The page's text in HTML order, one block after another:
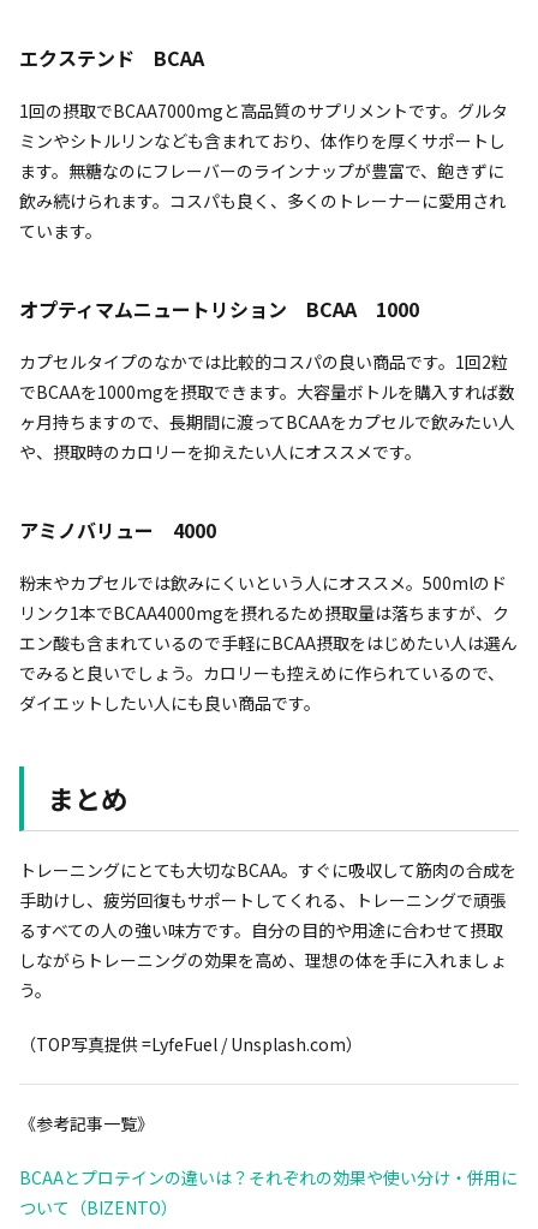
エクステンド BCAA
1回の摂取でBCAA7000mgと高品質のサプリメントです。グルタ
ミンやシトルリンなども含まれており、体作りを厚くサポートし
ます。無糖なのにフレーバーのラインナップが豊富で、飽きずに
飲み続けられます。コスパも良く、多くのトレーナーに愛用され
ています。
オプティマムニュートリション BCAA 1000
カプセルタイプのなかでは比較的コスパの良い商品です。1回2粒
でBCAAを1000mgを摂取できます。大容量ボトルを購入すれば数
ヶ月持ちますので、長期間に渡ってBCAAをカプセルで飲みたい人
や、摂取時のカロリーを抑えたい人にオススメです。
アミノバリュー 4000
粉末やカプセルでは飲みにくいという人にオススメ。500mlのド
リンク1本でBCAA4000mgを摂れるため摂取量は落ちますが、ク
エン酸も含まれているので手軽にBCAA摂取をはじめたい人は選ん
でみると良いでしょう。カロリーも控えめに作られているので、
ダイエットしたい人にも良い商品です。
まとめ
トレーニングにとても大切なBCAA。すぐに吸収して筋肉の合成を
手助けし、疲労回復もサポートしてくれる、トレーニングで頑張
るすべての人の強い味方です。自分の目的や用途に合わせて摂取
しながらトレーニングの効果を高め、理想の体を手に入れましょ
う。
（TOP写真提供 =LyfeFuel / Unsplash.com）
《参考記事一覧》
BCAAとプロテインの違いは？それぞれの効果や使い分け・併用に
ついて（BIZENTO）